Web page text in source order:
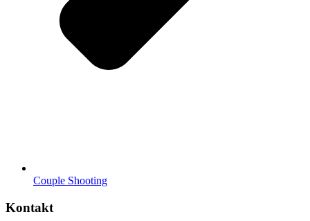
Couple Shooting
Kontakt